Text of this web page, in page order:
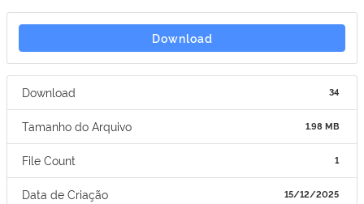
Download
Download 34
Tamanho do Arquivo 1.98 MB
File Count 1
Data de Criação 15/12/2025